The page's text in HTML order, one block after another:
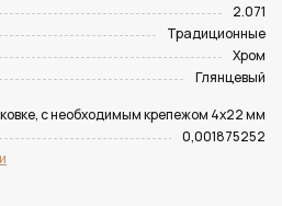
2.071
Традиционные
Хром
Глянцевый
с необходимым крепежом 4х22 мм
0,001875252